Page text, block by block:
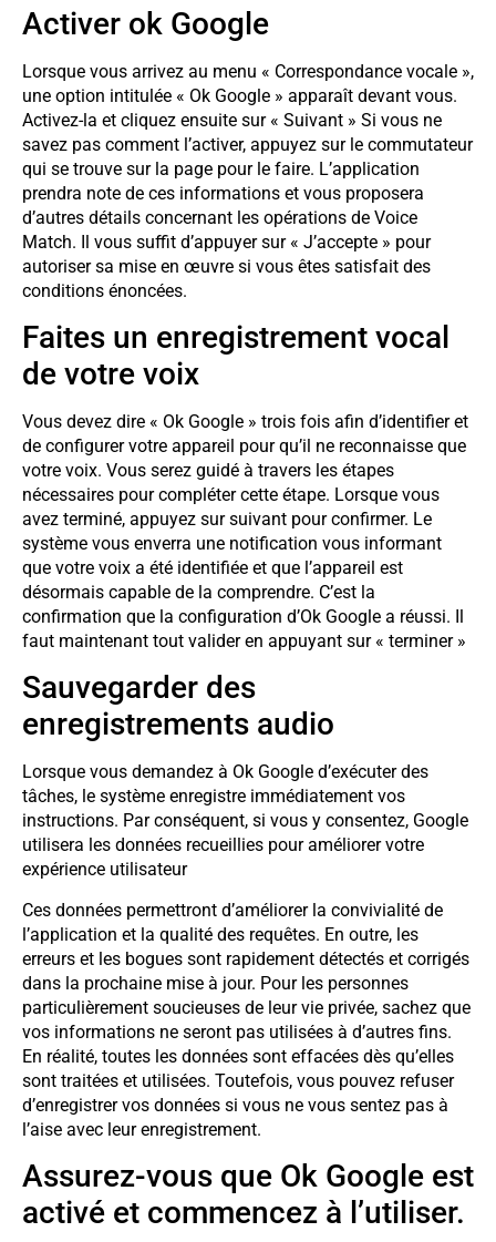
Activer ok Google
Lorsque vous arrivez au menu « Correspondance vocale »,
une option intitulée « Ok Google » apparaît devant vous.
Activez-la et cliquez ensuite sur « Suivant » Si vous ne
savez pas comment l’activer, appuyez sur le commutateur
qui se trouve sur la page pour le faire. L’application
prendra note de ces informations et vous proposera
d’autres détails concernant les opérations de Voice
Match. Il vous suffit d’appuyer sur « J’accepte » pour
autoriser sa mise en œuvre si vous êtes satisfait des
conditions énoncées.
Faites un enregistrement vocal
de votre voix
Vous devez dire « Ok Google » trois fois afin d’identifier et
de configurer votre appareil pour qu’il ne reconnaisse que
votre voix. Vous serez guidé à travers les étapes
nécessaires pour compléter cette étape. Lorsque vous
avez terminé, appuyez sur suivant pour confirmer. Le
système vous enverra une notification vous informant
que votre voix a été identifiée et que l’appareil est
désormais capable de la comprendre. C’est la
confirmation que la configuration d’Ok Google a réussi. Il
faut maintenant tout valider en appuyant sur « terminer »
Sauvegarder des
enregistrements audio
Lorsque vous demandez à Ok Google d’exécuter des
tâches, le système enregistre immédiatement vos
instructions. Par conséquent, si vous y consentez, Google
utilisera les données recueillies pour améliorer votre
expérience utilisateur
Ces données permettront d’améliorer la convivialité de
l’application et la qualité des requêtes. En outre, les
erreurs et les bogues sont rapidement détectés et corrigés
dans la prochaine mise à jour. Pour les personnes
particulièrement soucieuses de leur vie privée, sachez que
vos informations ne seront pas utilisées à d’autres fins.
En réalité, toutes les données sont effacées dès qu’elles
sont traitées et utilisées. Toutefois, vous pouvez refuser
d’enregistrer vos données si vous ne vous sentez pas à
l’aise avec leur enregistrement.
Assurez-vous que Ok Google est
activé et commencez à l’utiliser.